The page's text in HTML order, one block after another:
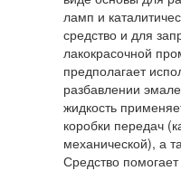
ламп и
средство и для
лакокрасочной
предполагает
разбавлении
жидкость
коробки передач
механической), а
Средство